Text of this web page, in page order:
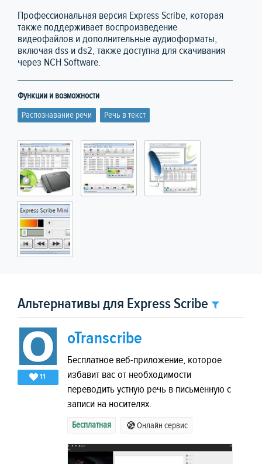
Профессиональная версия Express Scribe, которая
также поддерживает воспроизведение
видеофайлов и дополнительные аудиоформаты,
включая dss и ds2, также доступна для скачивания
через NCH Software.
Функции и возможности
Распознавание речи
Речь в текст
Альтернативы для Express Scribe
11
oTranscribe
Бесплатное веб-приложение, которое
избавит вас от необходимости
переводить устную речь в письменную с
записи на носителях.
Бесплатная Онлайн сервис